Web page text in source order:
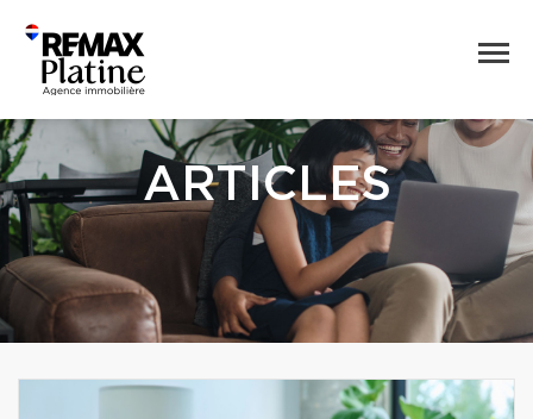
ARTICLES